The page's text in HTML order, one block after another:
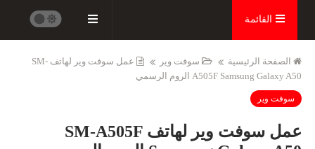
القائمة
الصفحة الرئيسية سوفت وير
عمل سوفت وير لهاتف SM-
A505F Samsung Galaxy A50 الروم الرسمي
سوفت وير
عمل سوفت وير لهاتف SM-A505F